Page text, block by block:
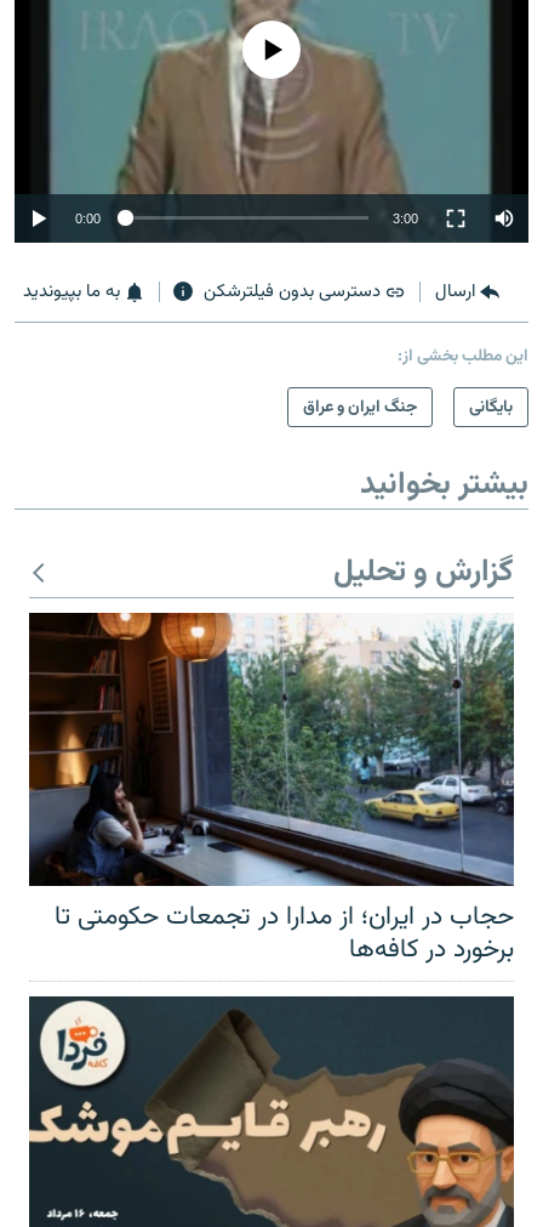
No media source currently available
0:00 3:00
ارسال دسترسی بدون فیلترشکن به ما بپیوندید
این مطلب بخشی از:
بایگانی
جنگ ایران و عراق
بیشتر بخوانید
گزارش و تحلیل
حجاب در ایران؛ از مدارا در تجمعات حکومتی تا
برخورد در کافه‌ها